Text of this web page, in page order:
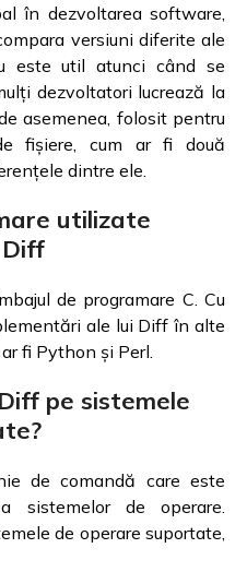
în dezvoltarea software,
versiuni diferite ale
este util atunci când se
dezvoltatori lucrează la
asemenea, folosit pentru
fișiere, cum ar fi două
dintre ele.
utilizate
de programare C. Cu
ale lui Diff în alte
fi Python și Perl.
pe sistemele
de comandă care este
sistemelor de operare.
de operare suportate,